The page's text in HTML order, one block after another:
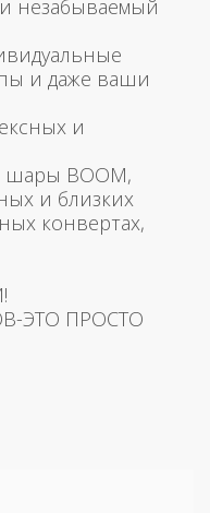
незабываемый
и даже ваши
и
шары BOOM,
и близких
конвертах,
ЭТО ПРОСТО